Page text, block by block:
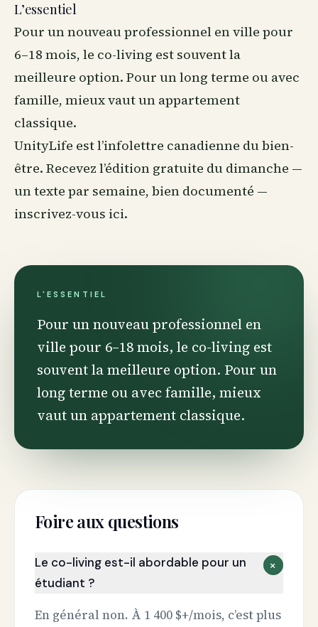
L’essentiel
Pour un nouveau professionnel en ville pour
6–18 mois, le co-living est souvent la
meilleure option. Pour un long terme ou avec
famille, mieux vaut un appartement
classique.
UnityLife est l’infolettre canadienne dubien-
être. Recevez l’édition gratuite du dimanche —
un texte par semaine, bien documenté —
inscrivez-vous ici.
L'ESSENTIEL
Pour un nouveau professionnel en
ville pour 6–18 mois, le co-living est
souvent la meilleure option. Pour un
long terme ou avec famille, mieux
vaut un appartement classique.
Foire aux questions
Le co-living est-il abordable pour un
étudiant ?
+
En général non. À 1 400 $+/mois, c’est plus